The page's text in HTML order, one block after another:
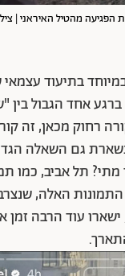
מהטיל האיראני |
בתיעוד
אחד הגבול בין
רחוק מכאן, זה
גם השאלה
תל אביב, כמו
האלה,
ישארו עוד הרבה